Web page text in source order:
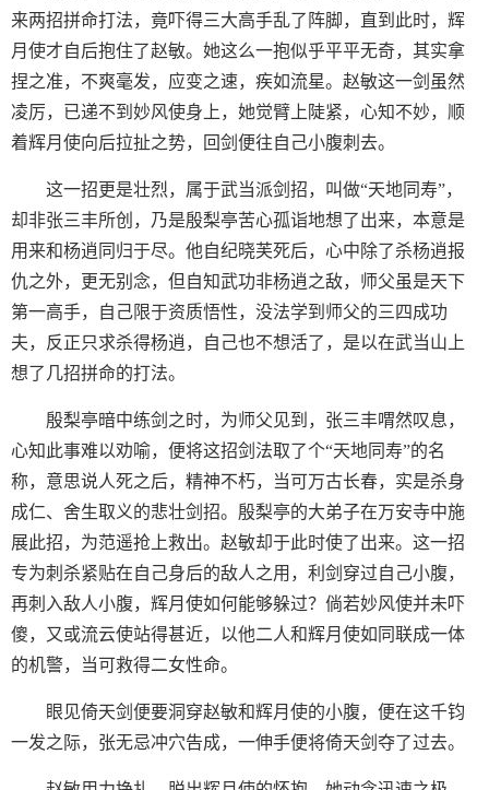
来两招拼命打法，竟吓得三大高手乱了阵脚，直到此时，辉
月使才自后抱住了赵敏。她这么一抱似乎平平无奇，其实拿
捏之准，不爽毫发，应变之速，疾如流星。赵敏这一剑虽然
凌厉，已递不到妙风使身上，她觉臂上陡紧，心知不妙，顺
着辉月使向后拉扯之势，回剑便往自己小腹刺去。
这一招更是壮烈，属于武当派剑招，叫做“天地同寿”，
却非张三丰所创，乃是殷梨亭苦心孤诣地想了出来，本意是
用来和杨逍同归于尽。他自纪晓芙死后，心中除了杀杨逍报
仇之外，更无别念，但自知武功非杨逍之敌，师父虽是天下
第一高手，自己限于资质悟性，没法学到师父的三四成功
夫，反正只求杀得杨逍，自己也不想活了，是以在武当山上
想了几招拼命的打法。
殷梨亭暗中练剑之时，为师父见到，张三丰喟然叹息，
心知此事难以劝喻，便将这招剑法取了个“天地同寿”的名
称，意思说人死之后，精神不朽，当可万古长春，实是杀身
成仁、舍生取义的悲壮剑招。殷梨亭的大弟子在万安寺中施
展此招，为范遥抢上救出。赵敏却于此时使了出来。这一招
专为刺杀紧贴在自己身后的敌人之用，利剑穿过自己小腹，
再刺入敌人小腹，辉月使如何能够躲过？倘若妙风使并未吓
傻，又或流云使站得甚近，以他二人和辉月使如同联成一体
的机警，当可救得二女性命。
眼见倚天剑便要洞穿赵敏和辉月使的小腹，便在这千钧
一发之际，张无忌冲穴告成，一伸手便将倚天剑夺了过去。